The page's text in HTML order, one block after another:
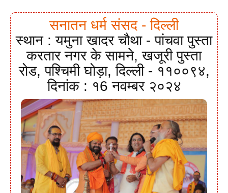
सनातन धर्म संसद - दिल्ली
स्थान : यमुना खादर चौथा - पांचवा पुस्ता
करतार नगर के सामने, खजूरी पुस्ता
रोड, पश्चिमी घोड़ा, दिल्ली - ११००९४,
दिनांक : १6 नवम्बर २०२४